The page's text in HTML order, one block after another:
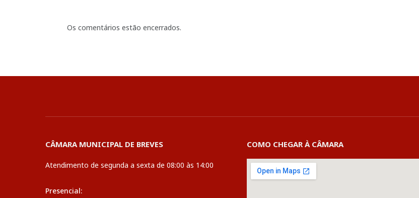
Os comentários estão encerrados.
CÂMARA MUNICIPAL DE BREVES
Atendimento de segunda a sexta de 08:00 às 14:00
Presencial:
COMO CHEGAR À CÂMARA